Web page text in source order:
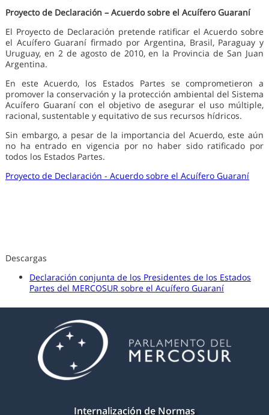
Proyecto de Declaración – Acuerdo sobre el Acuífero Guaraní
El Proyecto de Declaración pretende ratificar el Acuerdo sobre
el Acuífero Guaraní firmado por Argentina, Brasil, Paraguay y
Uruguay, en 2 de agosto de 2010, en la Provincia de San Juan
Argentina.
En este Acuerdo, los Estados Partes se comprometieron a
promover la conservación y la protección ambiental del Sistema
Acuífero Guaraní con el objetivo de asegurar el uso múltiple,
racional, sustentable y equitativo de sus recursos hídricos.
Sin embargo, a pesar de la importancia del Acuerdo, este aún
no ha entrado en vigencia por no haber sido ratificado por
todos los Estados Partes.
Proyecto de Declaración - Acuerdo sobre el Acuífero Guaraní
Descargas
Declaración conjunta de los Presidentes de los Estados
Partes del MERCOSUR sobre el Acuífero Guaraní
Internalización de Normas